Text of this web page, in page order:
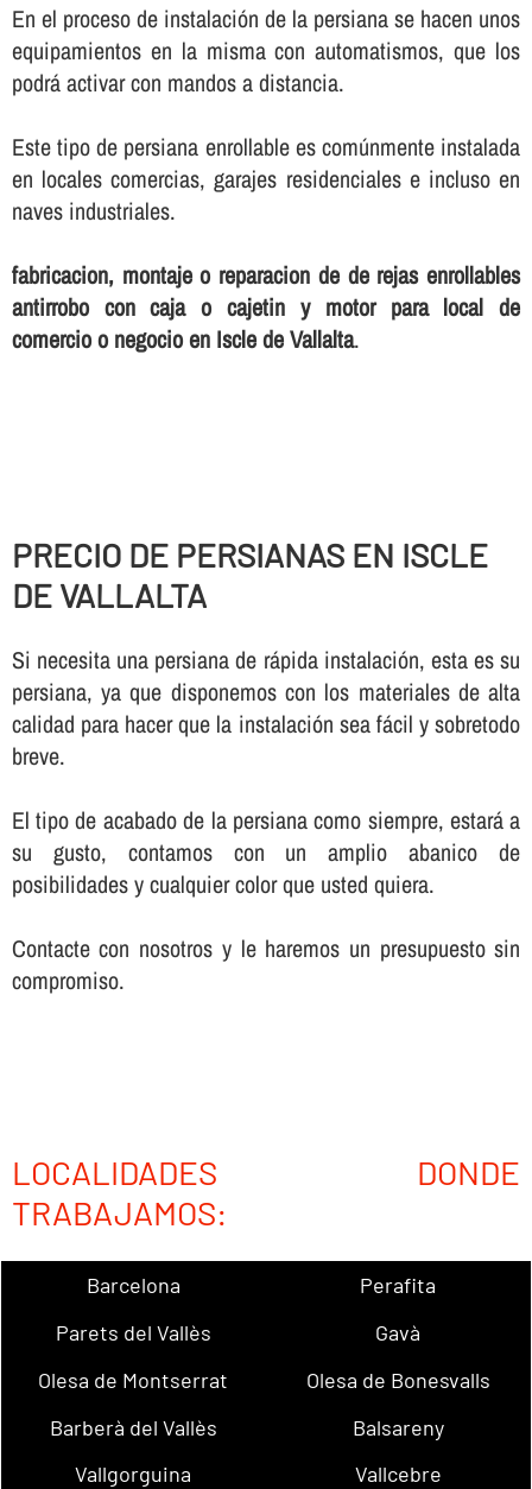
En el proceso de instalación de la persiana se hacen unos
equipamientos en la misma con automatismos, que los
podrá activar con mandos a distancia.
Este tipo de persiana enrollable es comúnmente instalada
en locales comercias, garajes residenciales e incluso en
naves industriales.
fabricacion, montaje o reparacion de de rejas enrollables
antirrobo con caja o cajetin y motor para local de
comercio o negocio en Iscle de Vallalta.
PRECIO DE PERSIANAS EN ISCLE
DE VALLALTA
Si necesita una persiana de rápida instalación, esta es su
persiana, ya que disponemos con los materiales de alta
calidad para hacer que la instalación sea fácil y sobretodo
breve.
El tipo de acabado de la persiana como siempre, estará a
su gusto, contamos con un amplio abanico de
posibilidades y cualquier color que usted quiera.
Contacte con nosotros y le haremos un presupuesto sin
compromiso.
LOCALIDADES DONDE
TRABAJAMOS:
Barcelona
Perafita
Parets del Vallès
Gavà
Olesa de Montserrat
Olesa de Bonesvalls
Barberà del Vallès
Balsareny
Vallgorguina
Vallcebre